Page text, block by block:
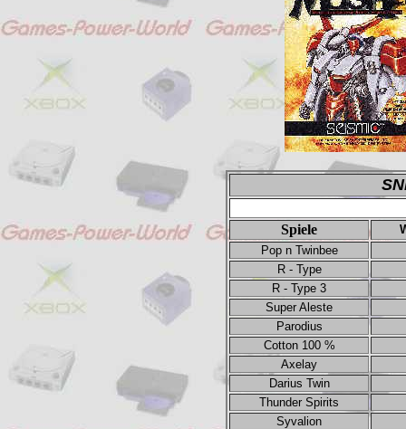
Spiele
Pop n Twinbee
R - Type
R - Type 3
Super Aleste
Parodius
Cotton 100 %
Axelay
Darius Twin
Thunder Spirits
Syvalion